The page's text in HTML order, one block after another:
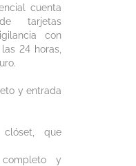
cuenta
tarjetas
con
24 horas,
y entrada
que
y